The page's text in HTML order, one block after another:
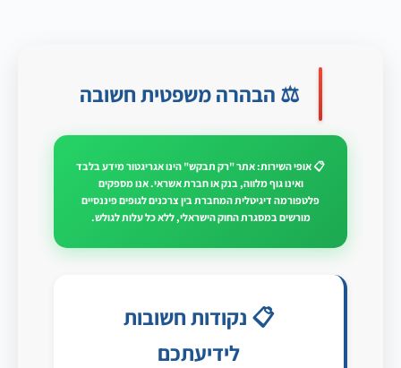
⚖️ הבהרה משפטית חשובה
📋 אופי השירות: אתר "רק תבקש" הינו אגריגטור מידע בלבד
ואינו גוף מלווה, בנק או חברת אשראי. אנו מספקים
פלטפורמה דיגיטלית המחברת בין צרכנים לגופים פיננסיים
מורשים במסגרת החוק הישראלי, ללא כל עלות לגולש.
📋 נקודות חשובות
לידיעתכם